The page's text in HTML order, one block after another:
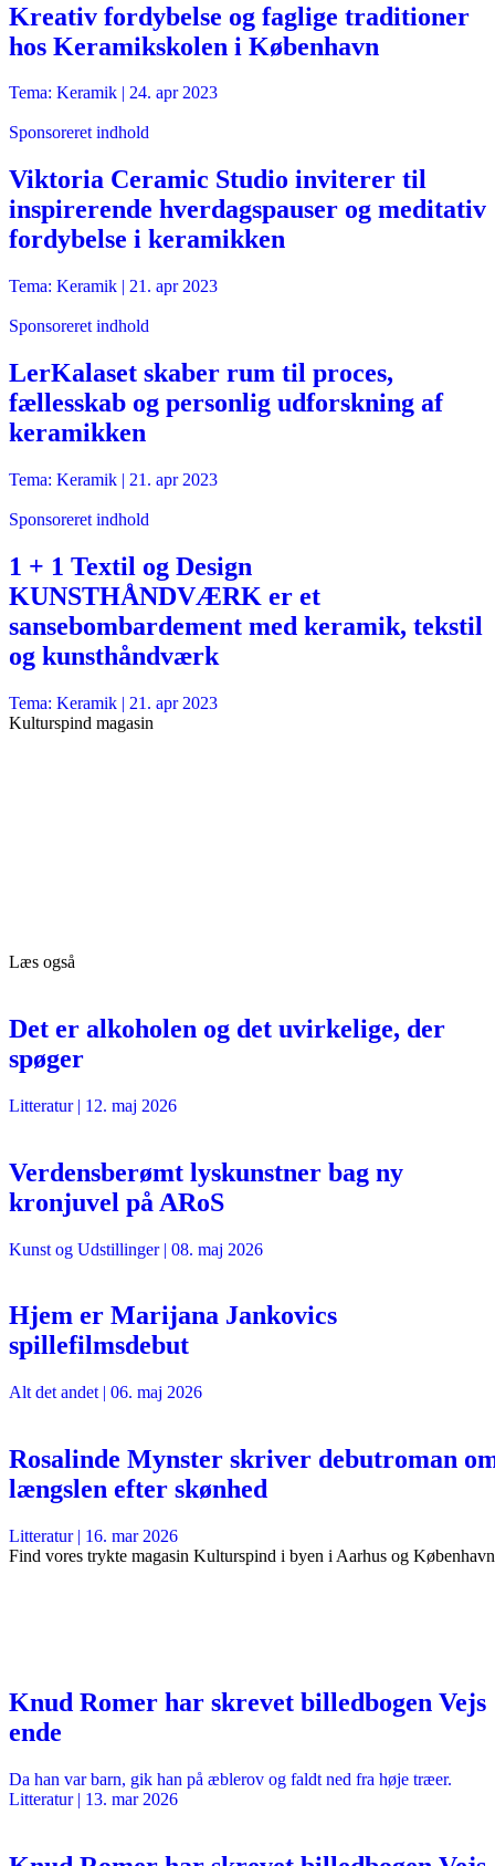
Kreativ fordybelse og faglige traditioner
hos Keramikskolen i København
Tema: Keramik | 24. apr 2023
Sponsoreret indhold
Viktoria Ceramic Studio inviterer til
inspirerende hverdagspauser og meditativ
fordybelse i keramikken
Tema: Keramik | 21. apr 2023
Sponsoreret indhold
LerKalaset skaber rum til proces,
fællesskab og personlig udforskning af
keramikken
Tema: Keramik | 21. apr 2023
Sponsoreret indhold
1 + 1 Textil og Design
KUNSTHÅNDVÆRK er et
sansebombardement med keramik, tekstil
og kunsthåndværk
Tema: Keramik | 21. apr 2023
Kulturspind magasin
Læs også
Det er alkoholen og det uvirkelige, der
spøger
Litteratur| 12. maj 2026
Verdensberømt lyskunstner bag ny
kronjuvel på ARoS
Kunst og Udstillinger| 08. maj 2026
Hjem er Marijana Jankovics
spillefilmsdebut
Alt det andet | 06. maj 2026
Rosalinde Mynster skriver debutroman
længslen efter skønhed
Litteratur| 16. mar 2026
Find vores trykte magasin Kulturspind i byen i Aarhus og København
Knud Romer har skrevet billedbogen Vejs
ende
Da han var barn, gik han på æblerov og faldt ned fra høje træer.
Litteratur| 13. mar 2026